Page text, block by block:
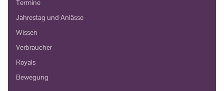
Termine
Jahrestag und Anlässe
Wissen
Verbraucher
Royals
Bewegung